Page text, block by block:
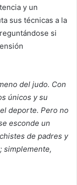
y un
sus técnicas a la
si
del judo. Con
únicos y su
deporte. Pero no
esconde un
de padres y
simplemente,